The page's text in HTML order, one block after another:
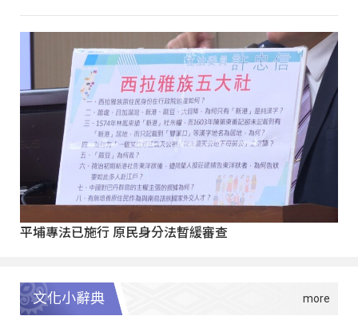
平埔專法已施行 原民身分法暫緩審查
文化小辭典